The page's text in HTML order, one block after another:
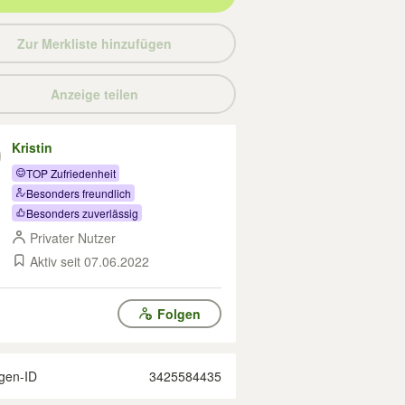
Zur Merkliste hinzufügen
Anzeige teilen
Kristin
TOP Zufriedenheit
Besonders freundlich
Besonders zuverlässig
Privater Nutzer
Aktiv seit 07.06.2022
Folgen
ID 3425584435